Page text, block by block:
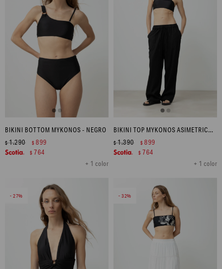
BIKINI BOTTOM MYKONOS - NEGRO
+ 1 color
$1.290 $ 899
$ 764
BIKINI TOP MYKONOS ASIMETRICO - NEGRO
+ 1 color
$1.390 $ 899
$ 764
27 32